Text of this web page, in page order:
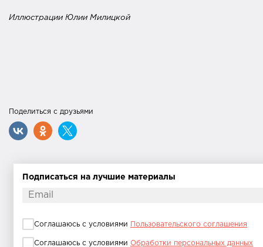
Иллюстрации Юлии Милицкой
Поделиться с друзьями
Подписаться на лучшие материалы
Соглашаюсь с условиями Пользовательского соглашения
Соглашаюсь с условиями Обработки персональных данных